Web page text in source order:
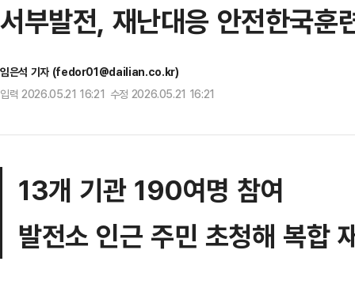
서부발전, 재난대응 안전한국훈
임은석 기자 (fedor01@dailian.co.kr)
입력 2026.05.21 16:21 수정 2026.05.21 16:21
13개 기관 190여명 참여
발전소 인근 주민 초청해 복합